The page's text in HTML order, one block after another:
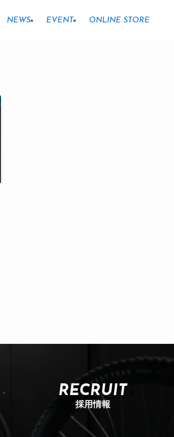
NEWS EVENT ONLINE STORE
RECRUIT
採用情報